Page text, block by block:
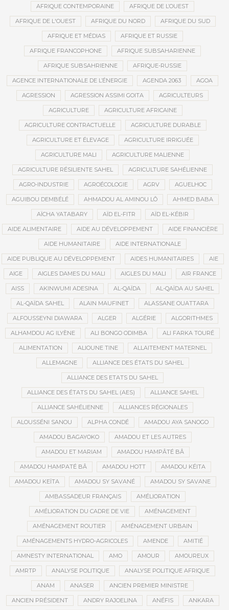
AFRIQUE CONTEMPORAINE AFRIQUE DE L’OUEST
AFRIQUE DE L'OUEST AFRIQUE DU NORD AFRIQUE DU SUD
AFRIQUE ET MÉDIAS AFRIQUE ET RUSSIE
AFRIQUE FRANCOPHONE AFRIQUE SUBSAHARIENNE
AFRIQUE SUBSAHRIENNE AFRIQUE-RUSSIE
AGENCE INTERNATIONALE DE L’ÉNERGIE AGENDA 2063 AGOA
AGRESSION AGRESSION ASSIMI GOITA AGRICULTEURS
AGRICULTURE AGRICULTURE AFRICAINE
AGRICULTURE CONTRACTUELLE AGRICULTURE DURABLE
AGRICULTURE ET ÉLEVAGE AGRICULTURE IRRIGUÉE
AGRICULTURE MALI AGRICULTURE MALIENNE
AGRICULTURE RÉSILIENTE SAHEL AGRICULTURE SAHÉLIENNE
AGRO-INDUSTRIE AGROÉCOLOGIE AGRV AGUELHOC
AGUIBOU DEMBÉLÉ AHMADOU AL AMINOU LÔ AHMED BABA
AÏCHA YATABARY AÏD EL-FITR AÏD EL-KÉBIR
AIDE ALIMENTAIRE AIDE AU DÉVELOPPEMENT AIDE FINANCIÈRE
AIDE HUMANITAIRE AIDE INTERNATIONALE
AIDE PUBLIQUE AU DÉVELOPPEMENT AIDES HUMANITAIRES AIE
AIGE AIGLES DAMES DU MALI AIGLES DU MALI AIR FRANCE
AISS AKINWUMI ADESINA AL-QAÏDA AL-QAÏDA AU SAHEL
AL-QAÏDA SAHEL ALAIN MAUFINET ALASSANE OUATTARA
ALFOUSSEYNI DIAWARA ALGER ALGÉRIE ALGORITHMES
ALHAMDOU AG ILYÈNE ALI BONGO ODIMBA ALI FARKA TOURÉ
ALIMENTATION ALIOUNE TINE ALLAITEMENT MATERNEL
ALLEMAGNE ALLIANCE DES ÉTATS DU SAHEL
ALLIANCE DES ETATS DU SAHEL
ALLIANCE DES ÉTATS DU SAHEL (AES) ALLIANCE SAHEL
ALLIANCE SAHÉLIENNE ALLIANCES RÉGIONALES
ALOUSSÉNI SANOU ALPHA CONDÉ AMADOU AYA SANOGO
AMADOU BAGAYOKO AMADOU ET LES AUTRES
AMADOU ET MARIAM AMADOU HAMPÂTÉ BÂ
AMADOU HAMPATÉ BÂ AMADOU HOTT AMADOU KÉITA
AMADOU KEÏTA AMADOU SY SAVANÉ AMADOU SY SAVANE
AMBASSADEUR FRANÇAIS AMÉLIORATION
AMÉLIORATION DU CADRE DE VIE AMÉNAGEMENT
AMÉNAGEMENT ROUTIER AMÉNAGEMENT URBAIN
AMÉNAGEMENTS HYDRO-AGRICOLES AMENDE AMITIÉ
AMNESTY INTERNATIONAL AMO AMOUR AMOUREUX
AMRTP ANALYSE POLITIQUE ANALYSE POLITIQUE AFRIQUE
ANAM ANASER ANCIEN PREMIER MINISTRE
ANCIEN PRÉSIDENT ANDRY RAJOELINA ANÉFIS ANKARA